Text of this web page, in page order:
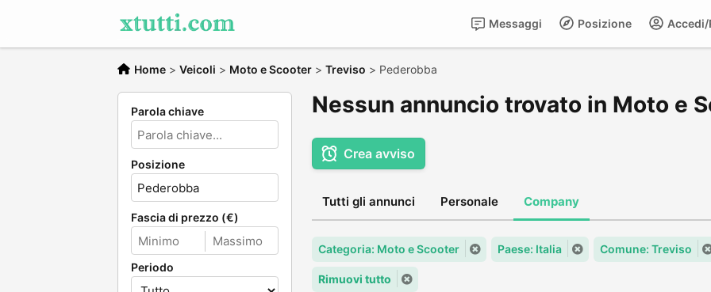
Posizione
Messaggi
Home > Veicoli > Moto e Scooter > Treviso > Pederobba
Parola chiave
Posizione
Fascia di prezzo (€)
Periodo
Nessun annuncio trovato in Moto e
Crea avviso
Tutti gli annunci Personale Company
Categoria: Moto e Scooter Paese: Italia Comune: Treviso
Rimuovi tutto